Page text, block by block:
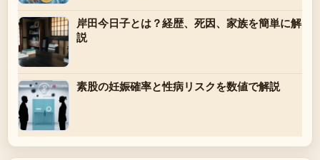
岸田今日子とは？経歴、死因、家族を簡単に解
説
素股の妊娠確率と性病リスクを数値で解説